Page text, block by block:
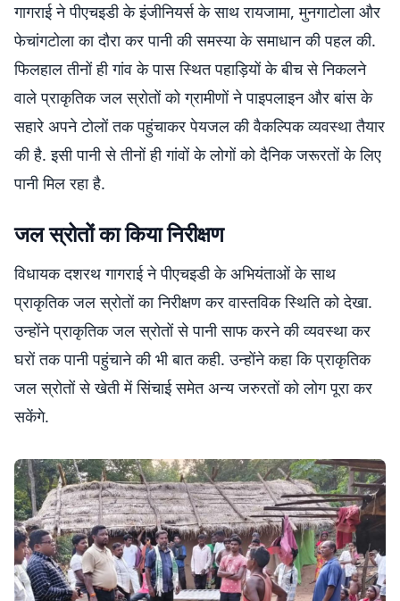
गागराई ने पीएचइडी के इंजीनियर्स के साथ रायजामा, मुनगाटोला और
फेचांगटोला का दौरा कर पानी की समस्या के समाधान की पहल की.
फिलहाल तीनों ही गांव के पास स्थित पहाड़ियों के बीच से निकलने
वाले प्राकृतिक जल स्रोतों को ग्रामीणों ने पाइपलाइन और बांस के
सहारे अपने टोलों तक पहुंचाकर पेयजल की वैकल्पिक व्यवस्था तैयार
की है. इसी पानी से तीनों ही गांवों के लोगों को दैनिक जरूरतों के लिए
पानी मिल रहा है.
जल स्रोतों का किया निरीक्षण
विधायक दशरथ गागराई ने पीएचइडी के अभियंताओं के साथ
प्राकृतिक जल स्रोतों का निरीक्षण कर वास्तविक स्थिति को देखा.
उन्होंने प्राकृतिक जल स्रोतों से पानी साफ करने की व्यवस्था कर
घरों तक पानी पहुंचाने की भी बात कही. उन्होंने कहा कि प्राकृतिक
जल स्रोतों से खेती में सिंचाई समेत अन्य जरुरतों को लोग पूरा कर
सकेंगे.